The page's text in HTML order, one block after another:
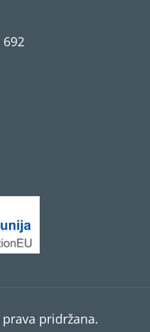
692
prava pridržana.